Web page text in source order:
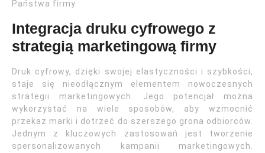
Państwa firmy.
Integracja druku cyfrowego z
strategią marketingową firmy
Druk cyfrowy, dzięki swojej elastyczności i szybkości,
staje się nieodłącznym elementem nowoczesnych
strategii marketingowych. Jego potencjał można
wykorzystać na wiele sposobów, aby wzmocnić
przekaz marki i dotrzeć do szerszego grona odbiorców.
Jednym z kluczowych zastosowań jest tworzenie
spersonalizowanych kampanii marketingowych.